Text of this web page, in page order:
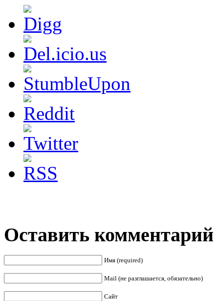
Оставить комментарий
Имя (required)
Mail (не разглашается, обязательно)
Сайт